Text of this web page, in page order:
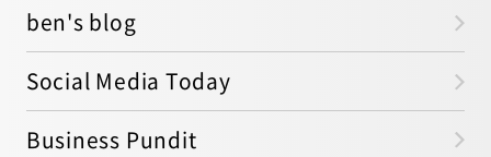
ben's blog
Social Media Today
Business Pundit